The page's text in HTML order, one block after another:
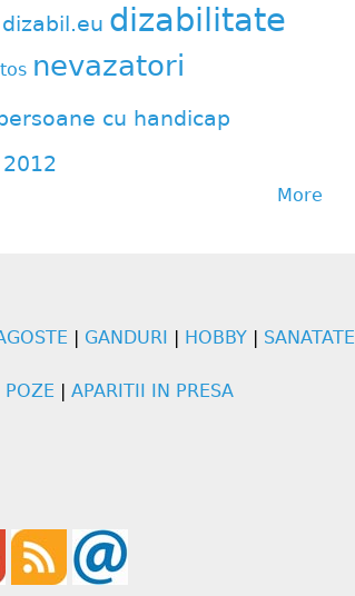
dizabil.eu dizabilitate
nevazatori
cu handicap
More
| GANDURI | HOBBY | SANATATE
POZE | APARITII IN PRESA